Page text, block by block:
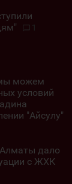
1
мы можем
условий
"Айсулу"
дало
с ЖХК